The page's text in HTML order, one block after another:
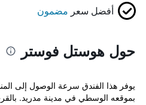
أفضل سعر مضمون
حول هوستل فوستر
يوفر هذا الفندق سرعة الوصول إلى
بموقعه الوسطي في مدينة مدريد.